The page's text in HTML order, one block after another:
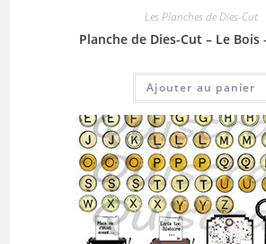
Les Planches de Dies-Cut
Planche de Dies-Cut – Le Bois
Ajouter au panier